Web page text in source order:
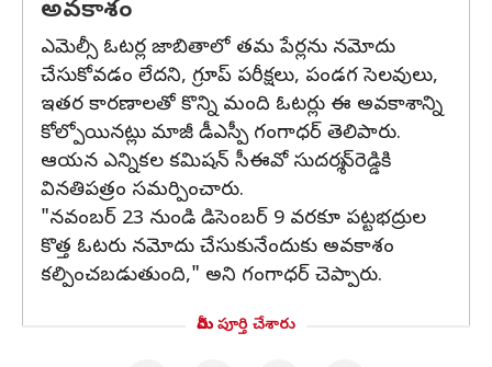
అవకాశం
ఎమెల్సీ ఓటర్ల జాబితాలో తమ పేర్లను నమోదు
చేసుకోవడం లేదని, గ్రూప్‌ పరీక్షలు, పండగ సెలవులు,
ఇతర కారణాలతో కొన్ని మంది ఓటర్లు ఈ అవకాశాన్ని
కోల్పోయినట్లు మాజీ డీఎస్పీ గంగాధర్‌ తెలిపారు.
ఆయన ఎన్నికల కమిషన్‌ సీఈవో సుదర్శన్‌రెడ్డికి
వినతిపత్రం సమర్పించారు.
"నవంబర్ 23 నుండి డిసెంబర్ 9 వరకూ పట్టభద్రుల
కొత్త ఓటరు నమోదు చేసుకునేందుకు అవకాశం
కల్పించబడుతుంది," అని గంగాధర్‌ చెప్పారు.
మీరు పూర్తి చేశారు